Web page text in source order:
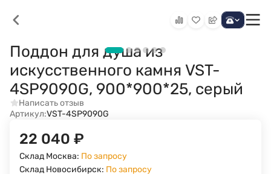
Поддон для душа из
искусственного камня VST-
4SP9090G, 900*900*25, серый
Написать отзыв
Артикул:VST-4SP9090G
22 040 ₽
Склад Москва: По запросу
Склад Новосибирск: По запросу